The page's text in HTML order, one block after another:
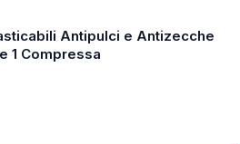
Antipulci e Antizecche
1 Compressa